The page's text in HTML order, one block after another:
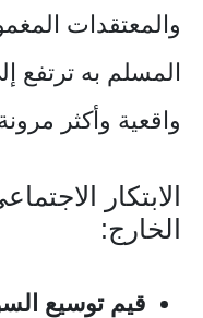
والمعتقدات
المسلم به ترتفع
واقعية وأكثر
الابتكار
الخارج:
قيم توسيع